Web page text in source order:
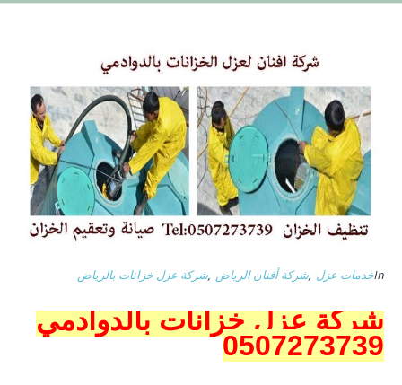
Inخدمات عزل ,شركة أفنان الرياض ,شركة عزل خزانات بالرياض
شركة عزل خزانات بالدوادمي
0507273739